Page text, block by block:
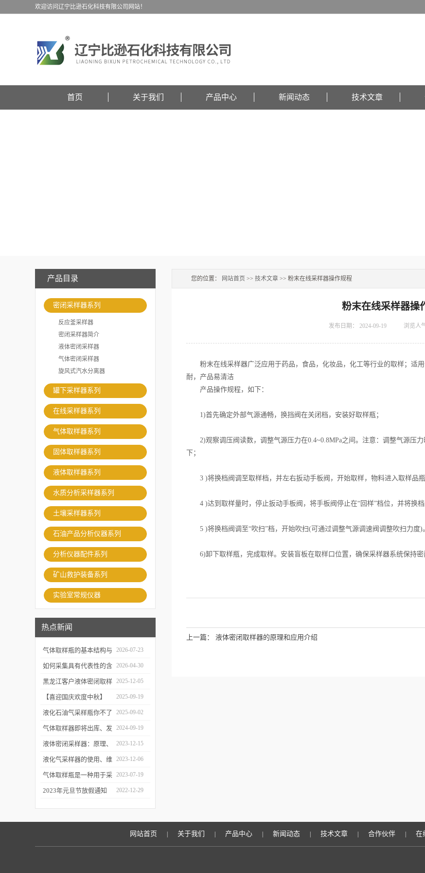
欢迎访问辽宁比逊石化科技有限公司网站！
首页 关于我们 产品中心 新闻动态 技术文章
产品目录
密闭采样器系列
反应釜采样器
密闭采样器简介
液体密闭采样器
气体密闭采样器
旋风式汽水分离器
罐下采样器系列
在线采样器系列
气体取样器系列
固体取样器系列
液体取样器系列
水质分析采样器系列
土壤采样器系列
石油产品分析仪器系列
分析仪器配件系列
矿山救护装备系列
实验室常规仪器
热点新闻
气体取样瓶的基本结构与
工作逻辑是什么？
2026-07-23
如何采集具有代表性的含
油水样？——石油类采水
器原理与使用
2026-04-30
黑龙江客户液体密闭取样
器项目顺利交付
2025-12-05
【喜迎国庆欢度中秋】
2025年国庆中秋放假通知
2025-09-19
液化石油气采样瓶你不了
解的知识！
2025-09-02
气体取样器即将出库、发
货！
2024-09-19
液体密闭采样器：原理、
应用和优势
2023-12-15
液化气采样器的使用、维
护与优化
2023-12-06
气体取样瓶是一种用于采
集、贮存和分析气体样品
2023-07-19
2023年元旦节放假通知 2022-12-29
您的位置： 网站首页 >> 技术文章 >> 粉末在线采样器操作规程
粉末在线采样器操
发布日期： 2024-09-19 浏览人
粉末在线采样器广泛应用于药品，食品，化妆品，化工等行业的取样；适用
耐，产品易清洁
产品操作规程，如下：
1)首先确定外部气源通畅，换挡阀在关闭档，安装好取样瓶；
2)观察调压阀读数，调整气源压力在0.4~0.8MPa之间。注意：调整气源压
下；
3 )将换档阀调至取样档，并左右扳动手板阀，开始取样，物料进入取样品瓶
4 )达到取样量时，停止扳动手板阀，将手板阀停止在“回样”档位，并将换档
5 )将换档阀调至“吹扫”档，开始吹扫(可通过调整气源调速阀调整吹扫力度)
6)卸下取样瓶，完成取样。安装盲板在取样口位置，确保采样器系统保持密
上一篇： 液体密闭取样器的原理和应用介绍
网站首页 关于我们 产品中心 新闻动态 技术文章 合作伙伴 在